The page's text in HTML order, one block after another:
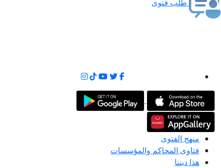
طلب فتوى
منهج الفتوى
فتاوى المحاكم والمؤسسات
هذا ديننا